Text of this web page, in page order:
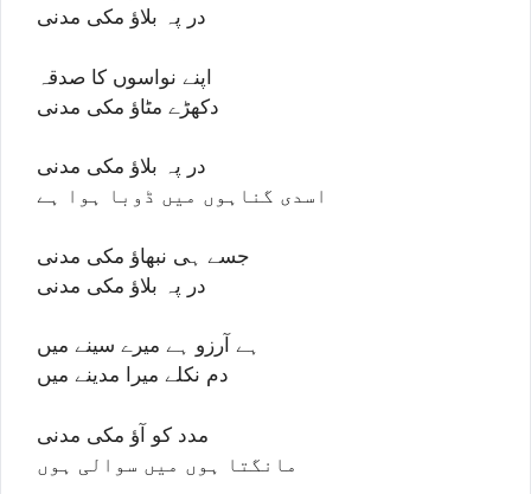
در پہ بلاؤ مکی مدنی
اپنے نواسوں کا صدقہ
دکھڑے مٹاؤ مکی مدنی
در پہ بلاؤ مکی مدنی
اسدی گناہوں میں ڈوبا ہوا ہے
جسے ہی نبھاؤ مکی مدنی
در پہ بلاؤ مکی مدنی
ہے آرزو ہے میرے سینے میں
دم نکلے میرا مدینے میں
مدد کو آؤ مکی مدنی
مانگتا ہوں میں سوالی ہوں